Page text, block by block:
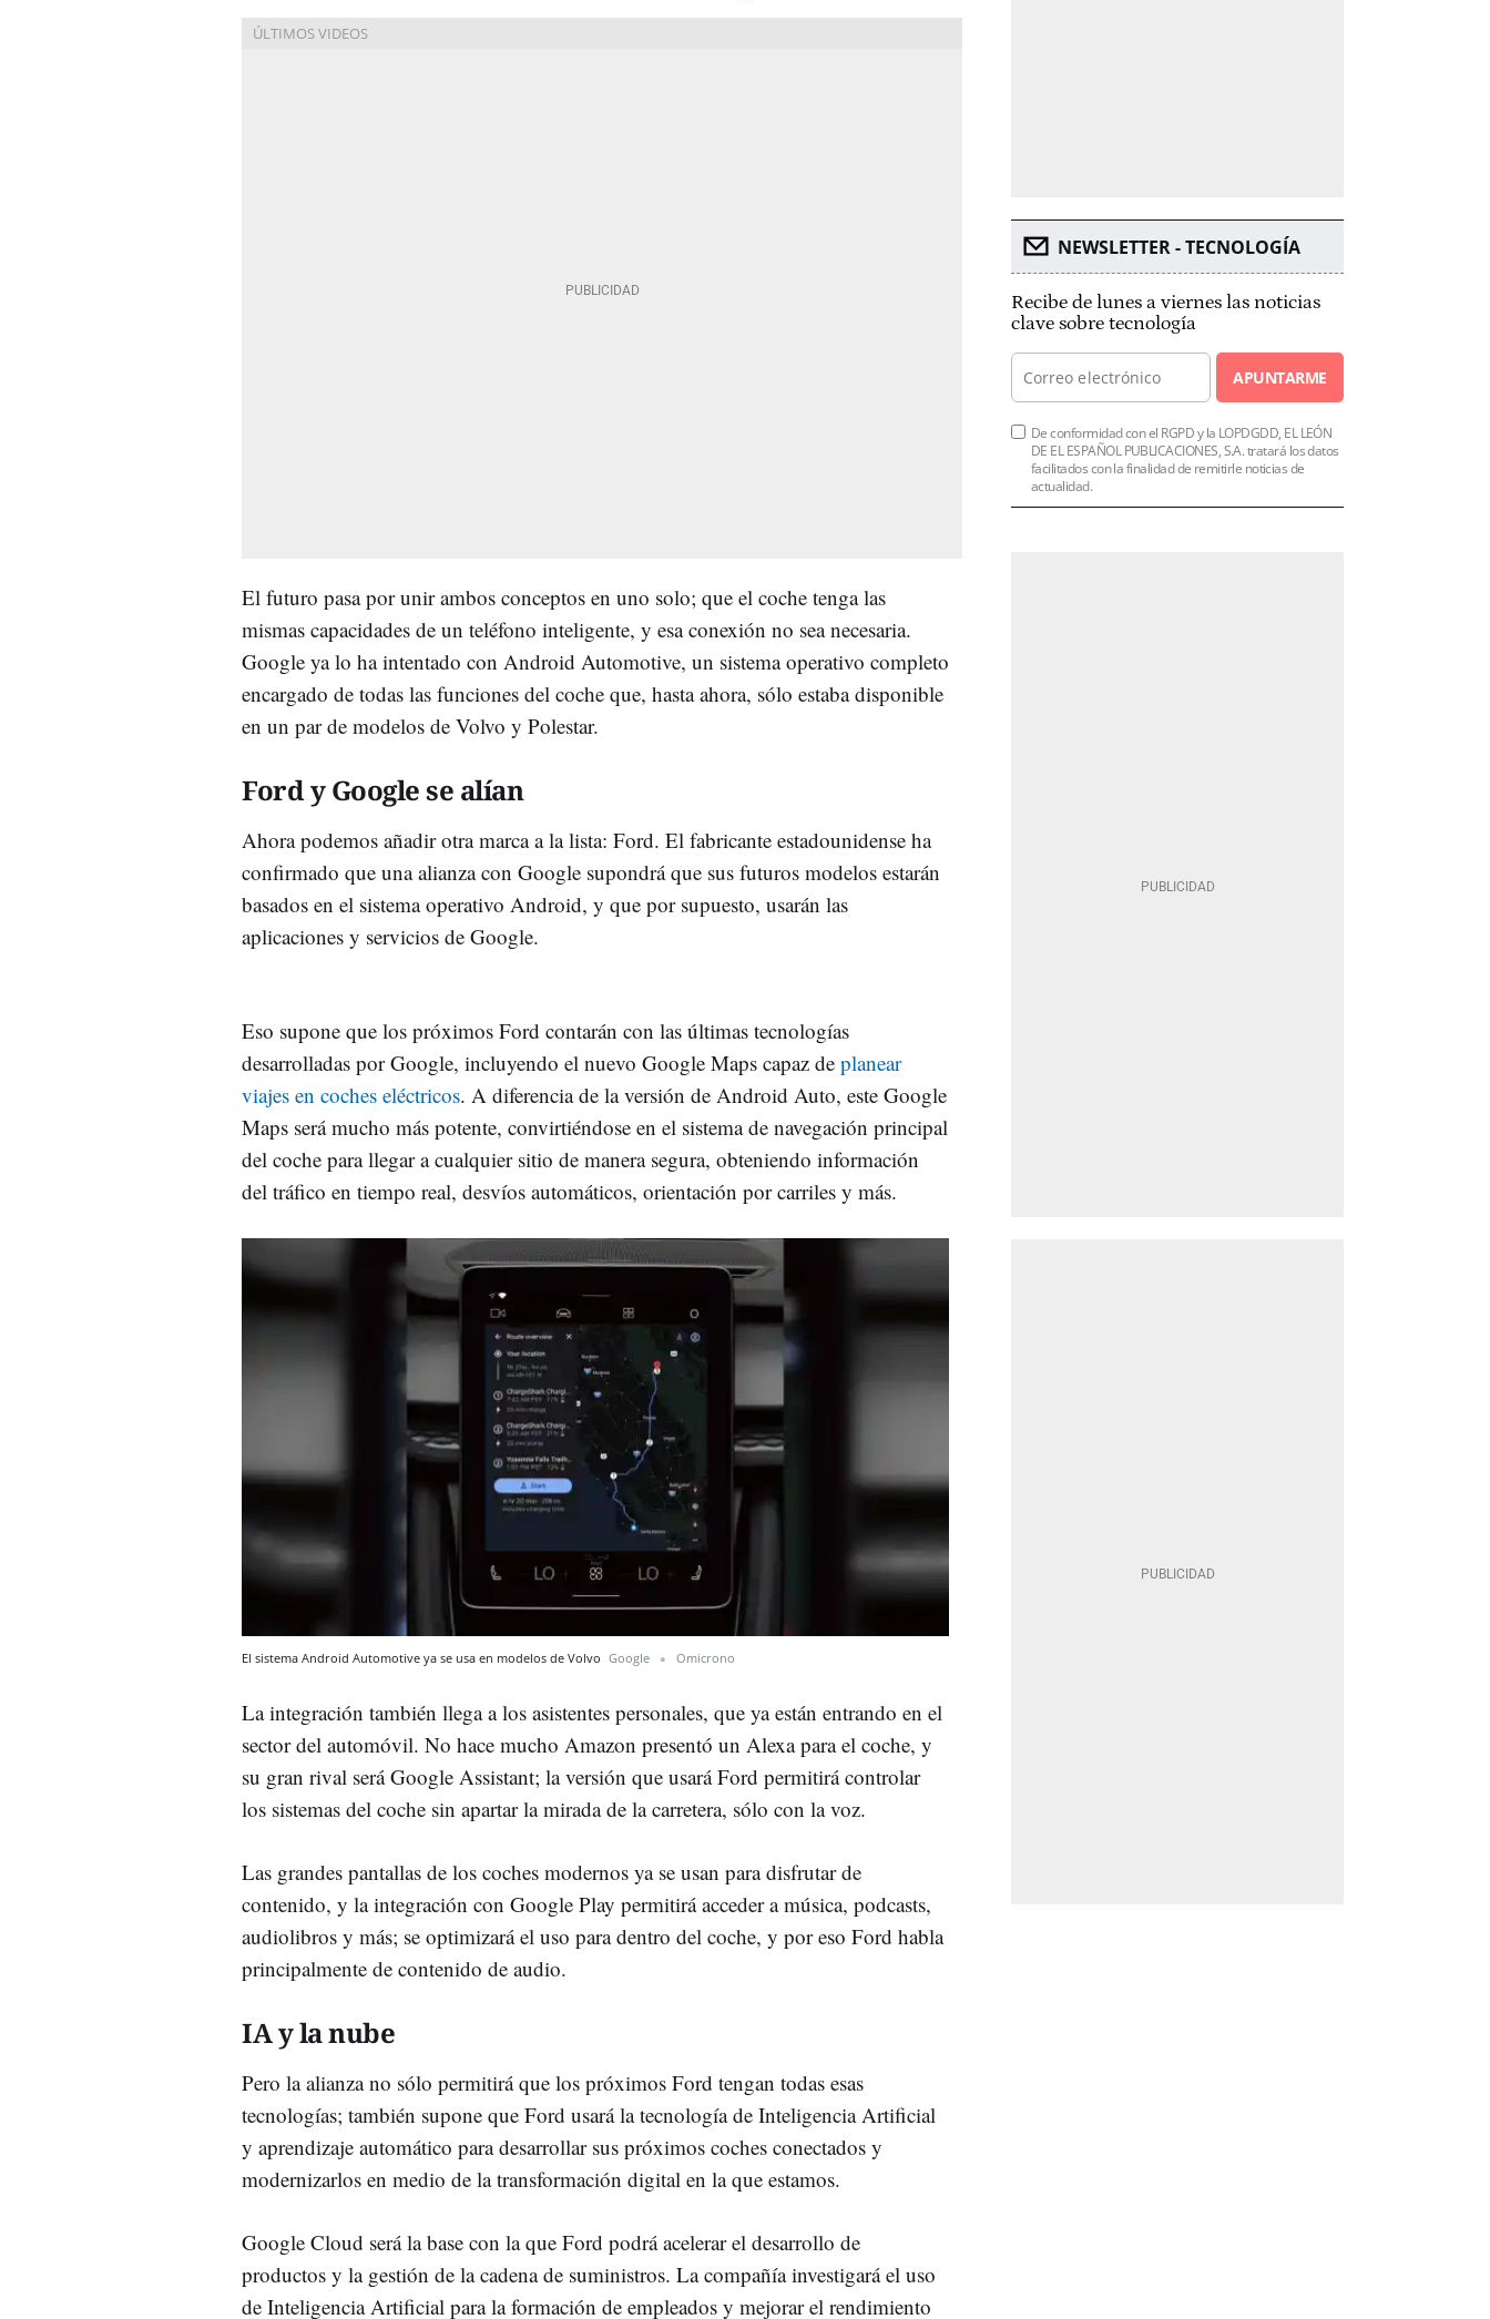
El futuro pasa por unir ambos conceptos en uno solo; que el coche tenga las
mismas capacidades de un teléfono inteligente, y esa conexión no sea necesaria.
Google ya lo ha intentado con Android Automotive, un sistema operativo completo
encargado de todas las funciones del coche que, hasta ahora, sólo estaba disponible
en un par de modelos de Volvo y Polestar.
Ford y Google se alían
Ahora podemos añadir otra marca a la lista: Ford. El fabricante estadounidense ha
confirmado que una alianza con Google supondrá que sus futuros modelos estarán
basados en el sistema operativo Android, y que por supuesto, usarán las
aplicaciones y servicios de Google.
Eso supone que los próximos Ford contarán con las últimas tecnologías
desarrolladas por Google, incluyendo el nuevo Google Maps capaz de planear
viajes en coches eléctricos. A diferencia de la versión de Android Auto, este Google
Maps será mucho más potente, convirtiéndose en el sistema de navegación principal
del coche para llegar a cualquier sitio de manera segura, obteniendo información
del tráfico en tiempo real, desvíos automáticos, orientación por carriles y más.
El sistema Android Automotive ya se usa en modelos de Volvo Google Omicrono
La integración también llega a los asistentes personales, que ya están entrando en el
sector del automóvil. No hace mucho Amazon presentó un Alexa para el coche, y
su gran rival será Google Assistant; la versión que usará Ford permitirá controlar
los sistemas del coche sin apartar la mirada de la carretera, sólo con la voz.
Las grandes pantallas de los coches modernos ya se usan para disfrutar de
contenido, y la integración con Google Play permitirá acceder a música, podcasts,
audiolibros y más; se optimizará el uso para dentro del coche, y por eso Ford habla
principalmente de contenido de audio.
IA y la nube
Pero la alianza no sólo permitirá que los próximos Ford tengan todas esas
tecnologías; también supone que Ford usará la tecnología de Inteligencia Artificial
y aprendizaje automático para desarrollar sus próximos coches conectados y
modernizarlos en medio de la transformación digital en la que estamos.
Google Cloud será la base con la que Ford podrá acelerar el desarrollo de
productos y la gestión de la cadena de suministros. La compañía investigará el uso
de Inteligencia Artificial para la formación de empleados y mejorar el rendimiento
NEWSLETTER - TECNOLOGÍA
Recibe de lunes a viernes las noticias
clave sobre tecnología
APUNTARME
De conformidad con el RGPD y la LOPDGDD, EL LEÓN
DE EL ESPAÑOL PUBLICACIONES, S.A. tratará los datos
facilitados con la finalidad de remitirle noticias de
actualidad.